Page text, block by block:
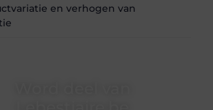
en verhogen van